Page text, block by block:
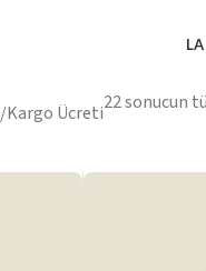
Kargo Ücreti22 sonucun